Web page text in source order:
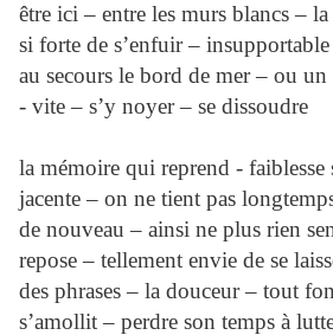
être ici – entre les murs blancs –
si forte de s’enfuir –
au secours le bord de mer – ou
- vite – s’y noyer – se dissoudre
la mémoire qui reprend - faiblesse
jacente – on ne tient pas
de nouveau – ainsi ne plus rien
repose – tellement envie de se
des phrases – la douceur – tout
s’amollit – perdre son temps à